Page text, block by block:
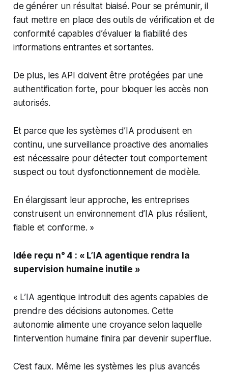
de générer un résultat biaisé. Pour se prémunir, il
faut mettre en place des outils de vérification et de
conformité capables d’évaluer la fiabilité des
informations entrantes et sortantes.
De plus, les API doivent être protégées par une
authentification forte, pour bloquer les accès non
autorisés.
Et parce que les systèmes d’IA produisent en
continu, une surveillance proactive des anomalies
est nécessaire pour détecter tout comportement
suspect ou tout dysfonctionnement de modèle.
En élargissant leur approche, les entreprises
construisent un environnement d’IA plus résilient,
fiable et conforme. »
Idée reçu n° 4 : « L’IA agentique rendra la
supervision humaine inutile »
« L’IA agentique introduit des agents capables de
prendre des décisions autonomes. Cette
autonomie alimente une croyance selon laquelle
l’intervention humaine finira par devenir superflue.
C’est faux. Même les systèmes les plus avancés